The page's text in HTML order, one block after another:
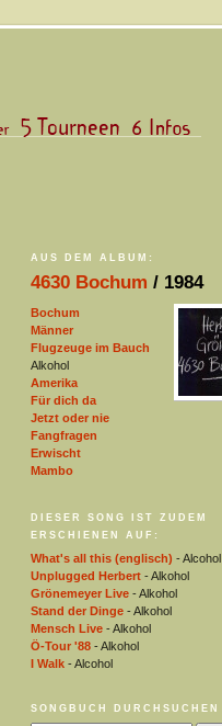
AUS DEM ALBUM:
4630 Bochum / 1984
Bochum
Männer
Flugzeuge im Bauch
Alkohol
Amerika
Für dich da
Jetzt oder nie
Fangfragen
Erwischt
Mambo
DIESER SONG IST ZUDEM
ERSCHIENEN AUF:
What's all this (englisch) - Alcohol
Unplugged Herbert- Alkohol
Grönemeyer Live- Alkohol
Stand der Dinge- Alkohol
Mensch Live- Alkohol
Ö-Tour '88- Alkohol
I Walk- Alcohol
SONGBUCH DURCHSUCHEN